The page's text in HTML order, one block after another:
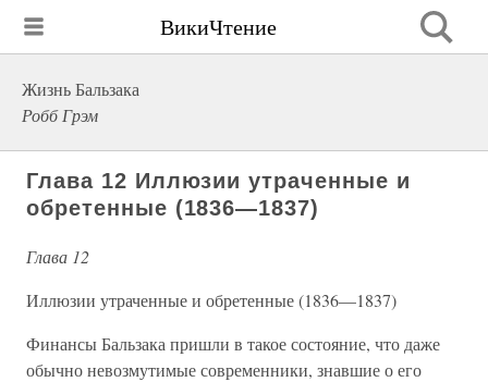
ВикиЧтение
Жизнь Бальзака
Робб Грэм
Глава 12 Иллюзии утраченные и
обретенные (1836—1837)
Глава 12
Иллюзии утраченные и обретенные (1836—1837)
Финансы Бальзака пришли в такое состояние, что даже
обычно невозмутимые современники, знавшие о его